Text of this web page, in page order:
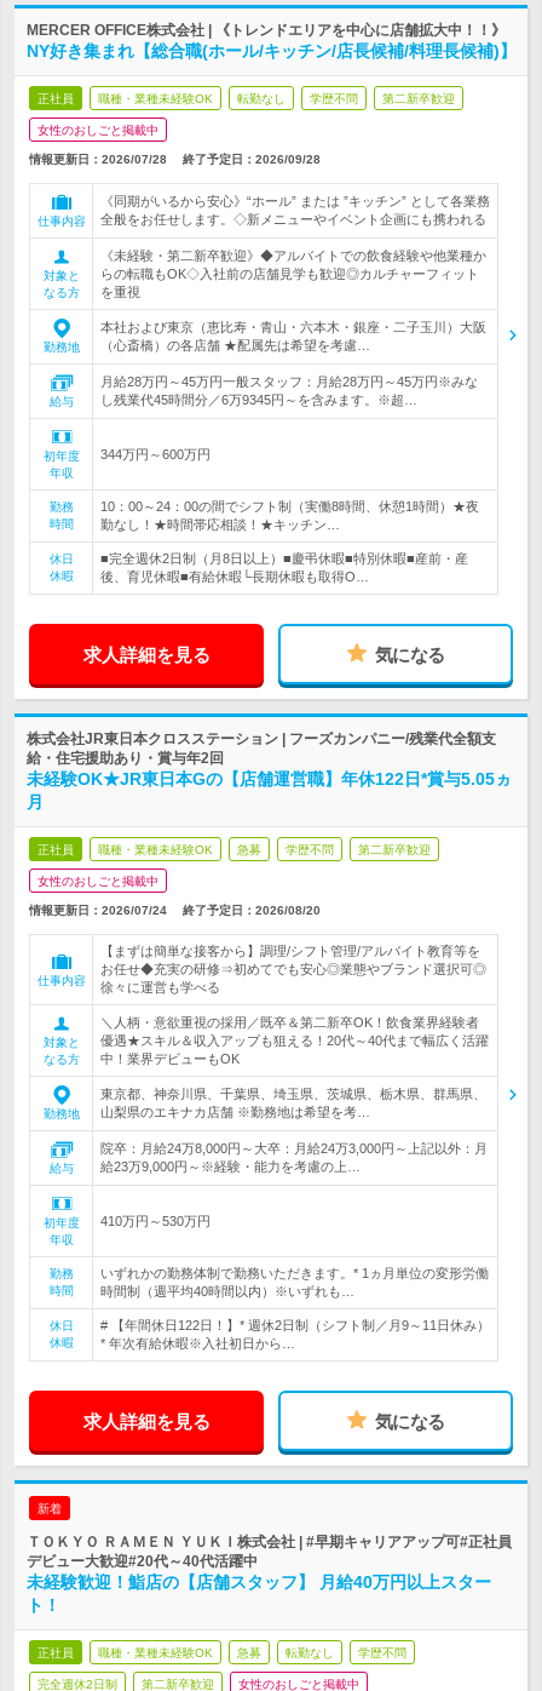
MERCER OFFICE株式会社 | 《トレンドエリアを中心に店舗拡大中！！》
NY好き集まれ【総合職(ホール/キッチン/店長候補/料理長候補)】
正社員 職種・業種未経験OK 転勤なし 学歴不問 第二新卒歓迎
女性のおしごと掲載中
情報更新日：2026/07/28 終了予定日： 2026/09/28
仕事内容
《同期がいるから安心》“ホール” または ”キッチン” として各業務
全般をお任せします。◇新メニューやイベント企画にも携われる
対象と
なる方
《未経験・第二新卒歓迎》◆アルバイトでの飲食経験や他業種か
らの転職もOK◇入社前の店舗見学も歓迎◎カルチャーフィット
を重視
勤務地
本社および東京（恵比寿・青山・六本木・銀座・二子玉川）大阪
（心斎橋）の各店舗 ★配属先は希望を考慮…
給与
月給28万円～45万円一般スタッフ：月給28万円～45万円※みな
し残業代45時間分／6万9345円～を含みます。※超…
初年度
年収
344万円～600万円
勤務
時間
10：00～24：00の間でシフト制（実働8時間、休憩1時間）★夜
勤なし！★時間帯応相談！★キッチン…
休日
休暇
■完全週休2日制（月8日以上）■慶弔休暇■特別休暇■産前・産
後、育児休暇■有給休暇└長期休暇も取得O…
求人詳細を見る 気になる
株式会社JR東日本クロスステーション | フーズカンパニー/残業代全額支
給・住宅援助あり・賞与年2回
未経験OK★JR東日本Gの【店舗運営職】年休122日*賞与5.05ヵ
月
正社員 職種・業種未経験OK 急募 学歴不問 第二新卒歓迎
女性のおしごと掲載中
情報更新日：2026/07/24 終了予定日： 2026/08/20
仕事内容
【まずは簡単な接客から】調理/シフト管理/アルバイト教育等を
お任せ◆充実の研修⇒初めてでも安心◎業態やブランド選択可◎
徐々に運営も学べる
対象と
なる方
＼人柄・意欲重視の採用／既卒＆第二新卒OK！飲食業界経験者
優遇★スキル＆収入アップも狙える！20代～40代まで幅広く活躍
中！業界デビューもOK
勤務地
東京都、神奈川県、千葉県、埼玉県、茨城県、栃木県、群馬県、
山梨県のエキナカ店舗 ※勤務地は希望を考…
給与
院卒：月給24万8,000円～大卒：月給24万3,000円～上記以外：月
給23万9,000円～※経験・能力を考慮の上…
初年度
年収
410万円～530万円
勤務
時間
いずれかの勤務体制で勤務いただきます。* 1ヵ月単位の変形労働
時間制（週平均40時間以内）※いずれも…
休日
休暇
# 【年間休日122日！】* 週休2日制（シフト制／月9～11日休み）
* 年次有給休暇※入社初日から…
求人詳細を見る 気になる
新着
ＴＯＫＹＯ ＲＡＭＥＮ ＹＵＫＩ株式会社 | #早期キャリアアップ可#正社員
デビュー大歓迎#20代～40代活躍中
未経験歓迎！鮨店の【店舗スタッフ】 月給40万円以上スター
ト！
正社員 職種・業種未経験OK 急募 転勤なし 学歴不問
完全週休2日制 第二新卒歓迎 女性のおしごと掲載中